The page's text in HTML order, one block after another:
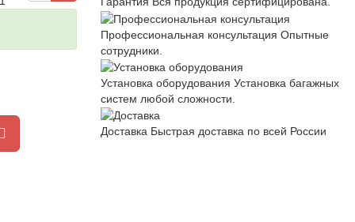
Профессиональная консультация Опытные
сотрудники.
Установка оборудования Установка багажных
систем любой сложности.
Доставка Быстрая доставка по всей России